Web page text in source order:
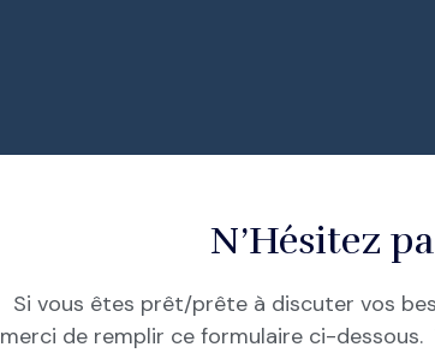
N’Hésitez
Si vous êtes prêt/prête à discuter vos
merci de remplir ce formulaire ci-